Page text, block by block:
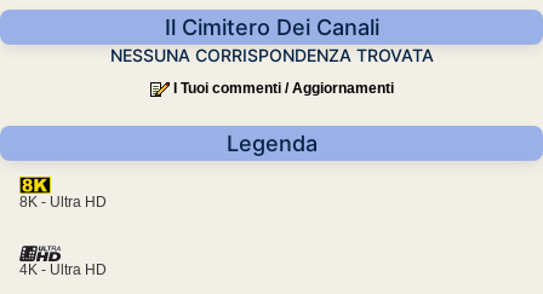
Il Cimitero Dei Canali
NESSUNA CORRISPONDENZA TROVATA
I Tuoi commenti / Aggiornamenti
Legenda
8K - Ultra HD
4K - Ultra HD